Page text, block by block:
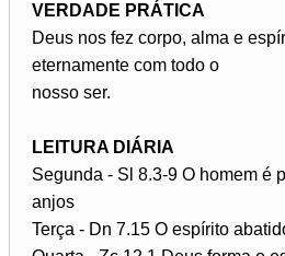
VERDADE PRÁTICA
Deus nos fez corpo, alma e
eternamente com todo o
nosso ser.
LEITURA DIÁRIA
Segunda - Sl 8.3-9 O homem é
anjos
Terça - Dn 7.15 O espírito